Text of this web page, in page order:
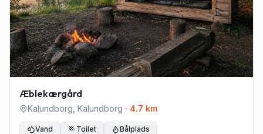
Æblekærgård
Kalundborg Kalundborg · 4.7 km
Vand Toilet Bålplads